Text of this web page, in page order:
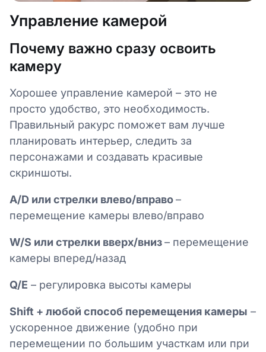
Управление камерой
Почему важно сразу освоить
камеру
Хорошее управление камерой – это не
просто удобство, это необходимость.
Правильный ракурс поможет вам лучше
планировать интерьер, следить за
персонажами и создавать красивые
скриншоты.
A/D или стрелки влево/вправо–
перемещение камеры влево/вправо
W/S или стрелки вверх/вниз– перемещение
камеры вперед/назад
Q/E – регулировка высоты камеры
Shift + любой способ перемещения камеры –
ускоренное движение (удобно при
перемещении по большим участкам или при